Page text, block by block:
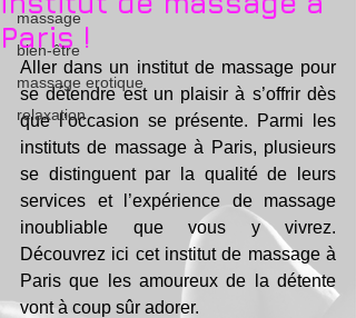
massage
bien-être
massage erotique
relaxation
Paris !
Aller dans un institut de massage pour
se détendre est un plaisir à s’offrir dès
que l’occasion se présente. Parmi les
instituts de massage à Paris, plusieurs
se distinguent par la qualité de leurs
services et l’expérience de massage
inoubliable que vous y vivrez.
Découvrez ici cet institut de massage à
Paris que les amoureux de la détente
vont à coup sûr adorer.